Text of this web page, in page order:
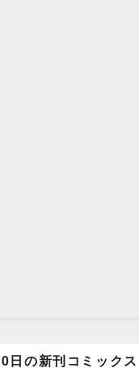
日の新刊コミックス